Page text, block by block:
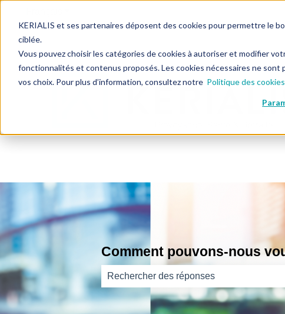
KERIALIS et ses partenaires déposent des cookies pour permettre le
ciblée.
Vous pouvez choisir les catégories de cookies à autoriser et modifier
fonctionnalités et contenus proposés. Les cookies nécessaires ne sont
vos choix. Pour plus d’information, consultez notre Politique des cookies
Comment pouvons-nous
Il n'y a aucune suggestion car le champ